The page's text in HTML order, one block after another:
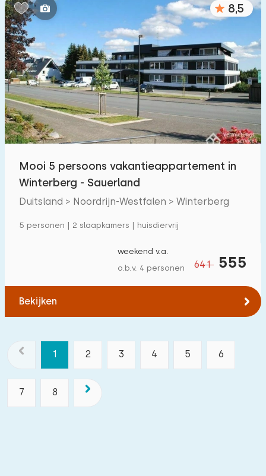
8,5
Mooi 5 persoons vakantieappartement in
Winterberg - Sauerland
Duitsland > Noordrijn-Westfalen > Winterberg
5 personen | 2 slaapkamers | huisdiervrij
641 555
weekend v.a.
o.b.v. 4 personen
Bekijken
1 2 3 4 5 6
7 8